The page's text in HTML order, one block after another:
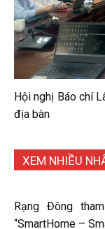
Hội nghị Báo chí
địa bàn
XEM NHIỀU
Rạng Đông
“SmartHome –